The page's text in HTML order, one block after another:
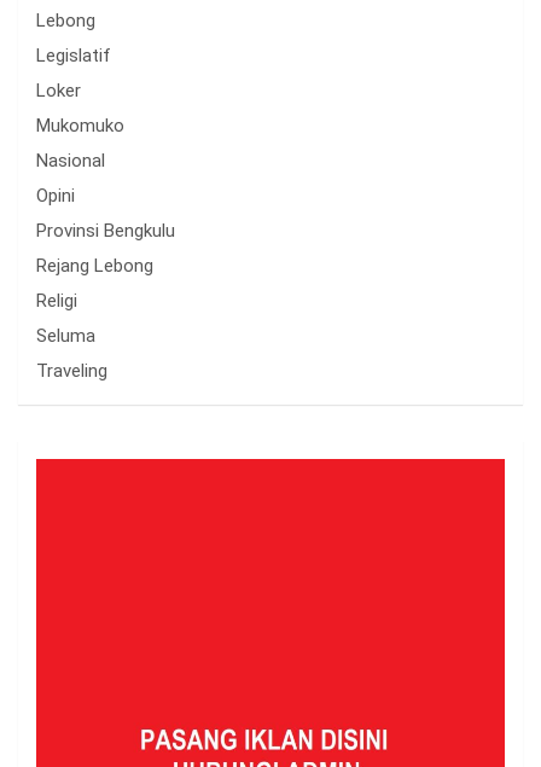
Lebong
Legislatif
Loker
Mukomuko
Nasional
Opini
Provinsi Bengkulu
Rejang Lebong
Religi
Seluma
Traveling